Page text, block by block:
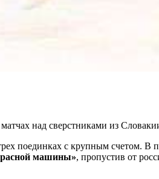
над сверстниками из
поединках с крупным счетом. В
машины», пропустив от